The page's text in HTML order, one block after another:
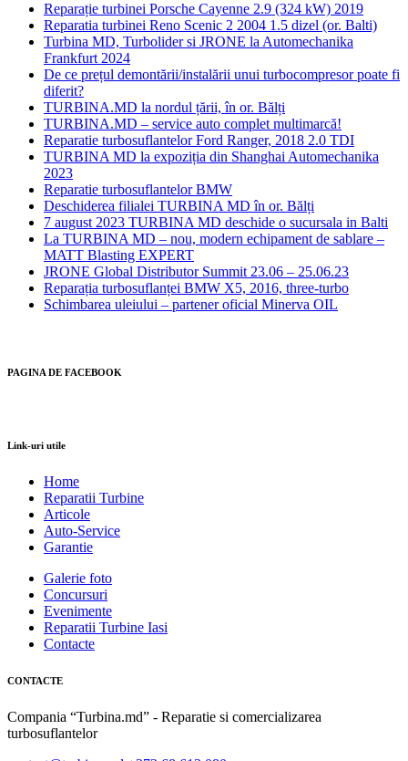
Reparație turbinei Porsche Cayenne 2.9 (324 kW) 2019
Reparatia turbinei Reno Scenic 2 2004 1.5 dizel (or. Balti)
Turbina MD, Turbolider si JRONE la Automechanika
Frankfurt 2024
De ce prețul demontării/instalării unui turbocompresor poate fi
diferit?
TURBINA.MD la nordul țării, în or. Bălți
TURBINA.MD – service auto complet multimarcă!
Reparatie turbosuflantelor Ford Ranger, 2018 2.0 TDI
TURBINA MD la expoziția din Shanghai Automechanika
2023
Reparatie turbosuflantelor BMW
Deschiderea filialei TURBINA MD în or. Bălți
7 august 2023 TURBINA MD deschide o sucursala in Balti
La TURBINA MD – nou, modern echipament de sablare –
MATT Blasting EXPERT
JRONE Global Distributor Summit 23.06 – 25.06.23
Reparația turbosuflanței BMW X5, 2016, three-turbo
Schimbarea uleiului – partener oficial Minerva OIL
PAGINA DE FACEBOOK
Link-uri utile
Home
Reparatii Turbine
Articole
Auto-Service
Garantie
Galerie foto
Concursuri
Evenimente
Reparatii Turbine Iasi
Contacte
CONTACTE
Compania “Turbina.md” - Reparatie si comercializarea
turbosuflantelor